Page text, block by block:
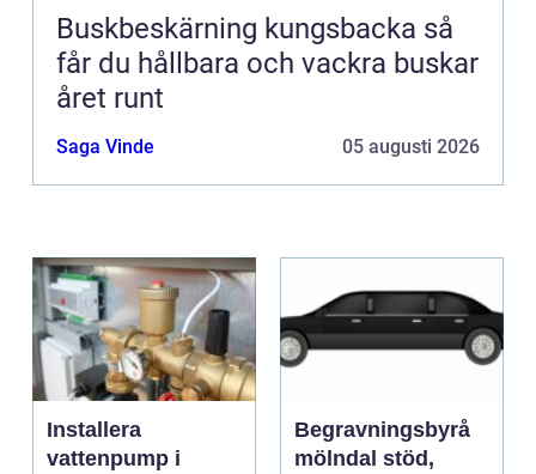
Buskbeskärning kungsbacka så
får du hållbara och vackra buskar
året runt
Saga Vinde 05 augusti 2026
Installera
vattenpump i
Begravningsbyrå
mölndal stöd,